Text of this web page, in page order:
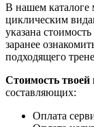
В нашем каталоге
циклическим
указана
заранее
подходящего
Стоимость твоей
составляющих:
Оплата